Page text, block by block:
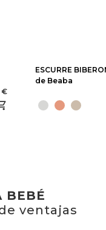
€
ESCURRE
de Beaba
BEBÉ
ventajas